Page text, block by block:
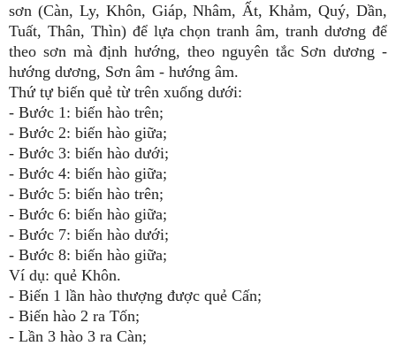
sơn (Càn, Ly, Khôn, Giáp, Nhâm, Ất, Khảm, Quý, Dần,
Tuất, Thân, Thìn) để lựa chọn tranh âm, tranh dương để
theo sơn mà định hướng, theo nguyên tắc Sơn dương -
hướng dương, Sơn âm - hướng âm.
Thứ tự biến quẻ từ trên xuống dưới:
- Bước 1: biến hào trên;
- Bước 2: biến hào giữa;
- Bước 3: biến hào dưới;
- Bước 4: biến hào giữa;
- Bước 5: biến hào trên;
- Bước 6: biến hào giữa;
- Bước 7: biến hào dưới;
- Bước 8: biến hào giữa;
Ví dụ: quẻ Khôn.
- Biến 1 lần hào thượng được quẻ Cấn;
- Biến hào 2 ra Tốn;
- Lần 3 hào 3 ra Càn;